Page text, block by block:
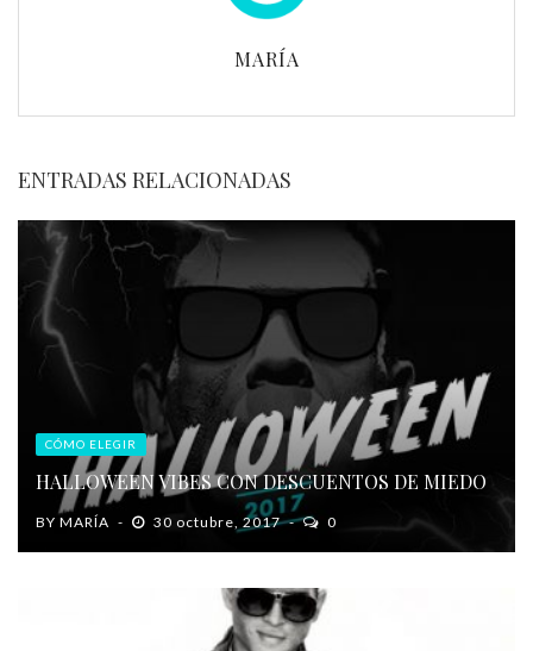
MARÍA
ENTRADAS RELACIONADAS
CÓMO ELEGIR
HALLOWEEN VIBES CON DESCUENTOS DE MIEDO
BY MARÍA 30 octubre, 2017 0